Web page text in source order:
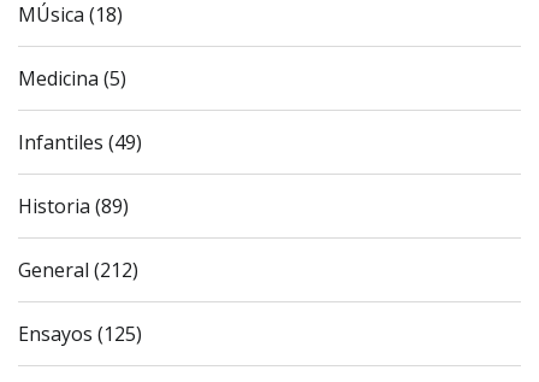
MÚsica (18)
Medicina (5)
Infantiles (49)
Historia (89)
General (212)
Ensayos (125)